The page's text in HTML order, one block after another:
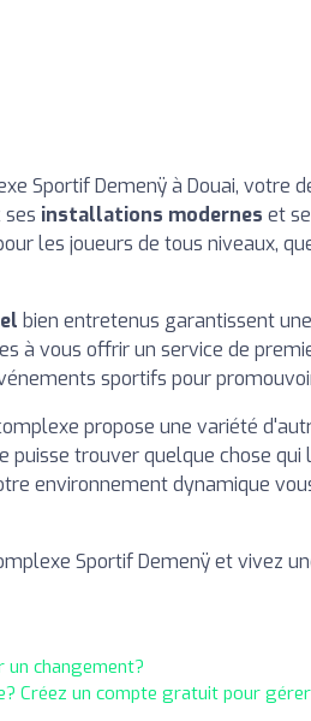
Sportif Demenÿ à Douai, votre
ses installations modernes et
les joueurs de tous niveaux,
bien entretenus garantissent
à vous offrir un service de
sportifs pour
propose une variété
trouver quelque chose qui
environnement dynamique
Sportif Demenÿ et vivez
un changement?
Créez un compte gratuit pour